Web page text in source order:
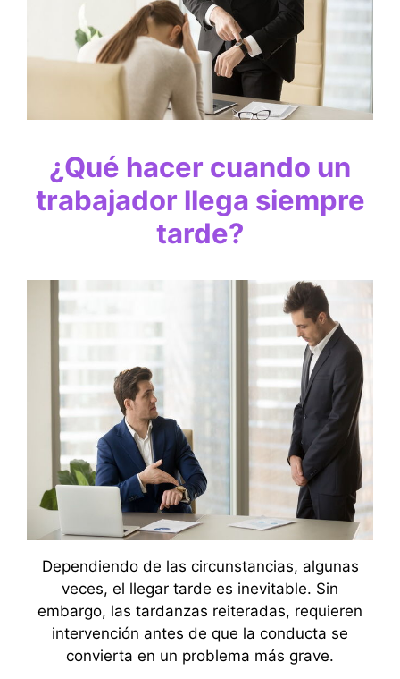
¿Qué hacer cuando un
trabajador llega siempre
tarde?
Dependiendo de las circunstancias, algunas
veces, el llegar tarde es inevitable. Sin
embargo, las tardanzas reiteradas, requieren
intervención antes de que la conducta se
convierta en un problema más grave.